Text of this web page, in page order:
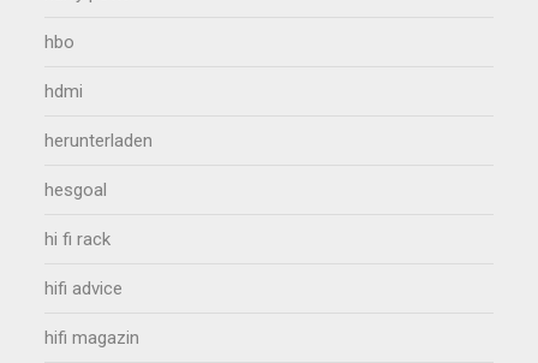
hbo
hdmi
herunterladen
hesgoal
hi fi rack
hifi advice
hifi magazin